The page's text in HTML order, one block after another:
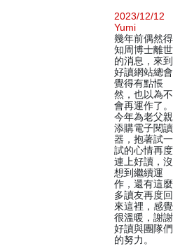
2023/12/12
Yumi
幾年前偶然得
知周博士離世
的消息，來到
好讀網站總會
覺得有點悵
然，也以為不
會再運作了。
今年為老父親
添購電子閱讀
器，抱著試一
試的心情再度
連上好讀，沒
想到繼續運
作，還有這麼
多讀友再度回
來這裡，感覺
很溫暖，謝謝
好讀與團隊們
的努力。